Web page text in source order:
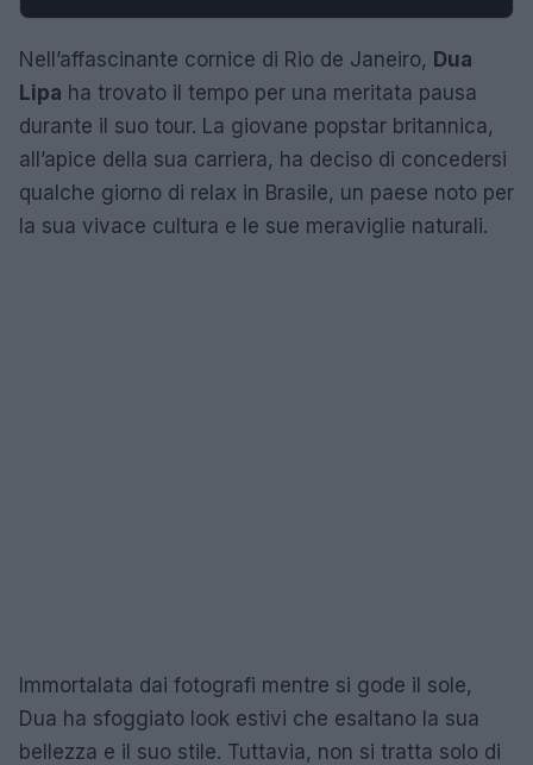
Nell’affascinante cornice di Rio de Janeiro, Dua
Lipa ha trovato il tempo per una meritata pausa
durante il suo tour. La giovane popstar britannica,
all’apice della sua carriera, ha deciso di concedersi
qualche giorno di relax in Brasile, un paese noto per
la sua vivace cultura e le sue meraviglie naturali.
Immortalata dai fotografi mentre si gode il sole,
Dua ha sfoggiato look estivi che esaltano la sua
bellezza e il suo stile. Tuttavia, non si tratta solo di